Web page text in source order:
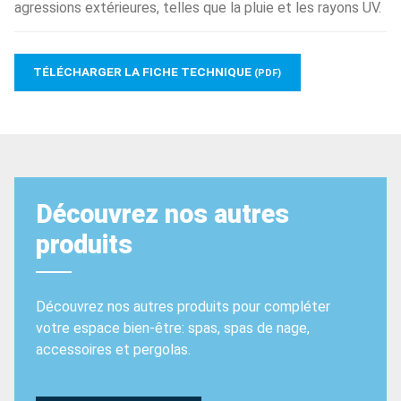
agressions extérieures, telles que la pluie et les rayons UV.
TÉLÉCHARGER LA FICHE TECHNIQUE (PDF)
Découvrez nos autres
produits
Découvrez nos autres produits pour compléter
votre espace bien-être: spas, spas de nage,
accessoires et pergolas.